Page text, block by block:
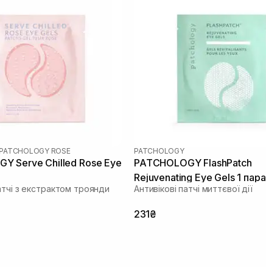
PATCHOLOGY ROSE
Serve Chilled Rose Eye
з екстрактом троянди
PATCHOLOGY
PATCHOLOGY FlashPatch
Rejuvenating Eye Gels 1 пара
Антивікові патчі миттєвої дії
231₴